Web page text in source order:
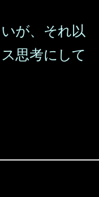
が、それ以
思考にして